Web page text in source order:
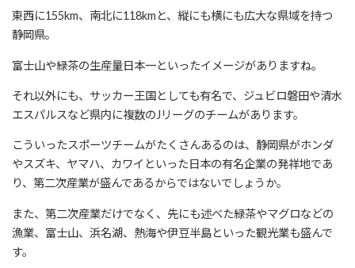
東西に155km、南北に118kmと、縦にも横にも広大な県域を持つ
静岡県。
富士山や緑茶の生産量日本一といったイメージがありますね。
それ以外にも、サッカー王国としても有名で、ジュビロ磐田や清水
エスパルスなど県内に複数のJリーグのチームがあります。
こういったスポーツチームがたくさんあるのは、静岡県がホンダ
やスズキ、ヤマハ、カワイといった日本の有名企業の発祥地であ
り、第二次産業が盛んであるからではないでしょうか。
また、第二次産業だけでなく、先にも述べた緑茶やマグロなどの
漁業、富士山、浜名湖、熱海や伊豆半島といった観光業も盛んで
す。